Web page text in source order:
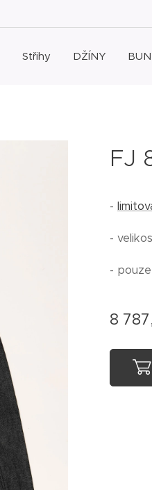
Střihy DŽÍNY
FJ
-
-
-
8